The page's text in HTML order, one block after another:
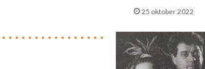
25 oktober 2022